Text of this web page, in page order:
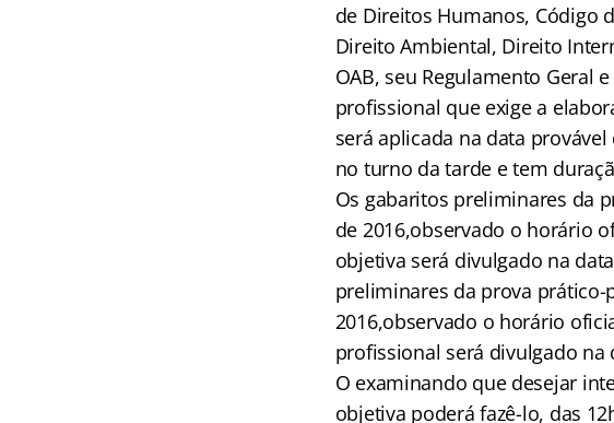
de Direitos Humanos, Código
Direito Ambiental, Direito
OAB, seu Regulamento Geral
profissional que exige a
será aplicada na data
no turno da tarde e tem
Os gabaritos preliminares da
de 2016,observado o horário
objetiva será divulgado na
preliminares da prova
2016,observado o horário
profissional será divulgado na
O examinando que desejar
objetiva poderá fazê-lo, das